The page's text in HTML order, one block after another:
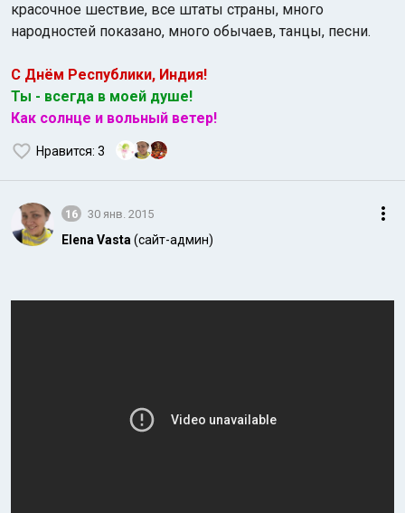
красочное шествие, все штаты страны, много
народностей показано, много обычаев, танцы, песни.
С Днём Республики, Индия!
Ты - всегда в моей душе!
Как солнце и вольный ветер!
Нравится: 3
16 30 янв. 2015
Elena Vasta (сайт-админ)